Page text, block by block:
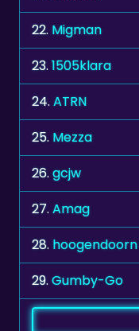
22. Migman
23.1505klara
24.ATRN
25. Mezza
26.gcjw
27.Amag
28. hoogendoorn
29.Gumby-Go